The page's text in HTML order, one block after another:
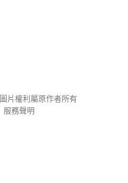
片權利屬原作者所有
服務聲明